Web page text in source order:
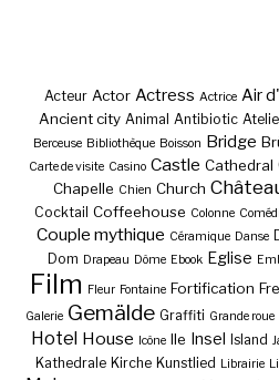
Acteur Actor Actress Actrice Air
Ancient city Animal Antibiotic
Berceuse Bibliothèque Boisson Bridge
Carte de visite Casino Castle Cathedral
Chapelle Chien Church
Cocktail Coffeehouse Colonne
Couple mythique Céramique Danse
Dom Drapeau Dôme Ebook Eglise
Film Fleur Fontaine Fortification
Galerie Gemälde Graffiti Grande roue
Hotel House Icône Ile Insel Island
Kathedrale Kirche Kunstlied Librairie